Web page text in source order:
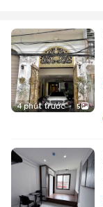
4 phút trước 5